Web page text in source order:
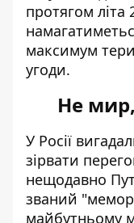
протягом літа
максимум
угоди.
Не
У Росії
зірвати
нещодавно
званий
майбутньому